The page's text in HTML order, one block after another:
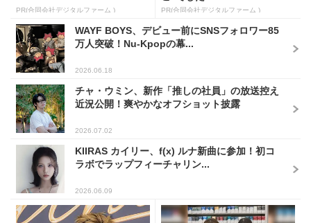
PR(合同会社デジタルファーム ) PR(合同会社デジタルファーム )
WAYF BOYS、デビュー前にSNSフォロワー85
万人突破！Nu-Kpopの幕...
2026.06.18
チャ・ウミン、新作「推しの社員」の放送控え
近況公開！爽やかなオフショット披露
2026.07.02
KIIRAS カイリー、f(x) ルナ新曲に参加！初コ
ラボでラップフィーチャリン...
2026.06.09